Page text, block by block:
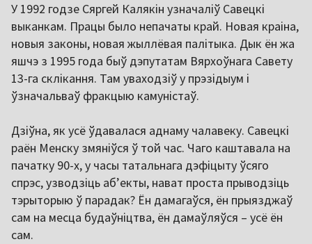
У 1992 годзе Сяргей Калякін узначаліў Савецкі
выканкам. Працы было непачаты край. Новая краіна,
новыя законы, новая жыллёвая палітыка. Дык ён жа
яшчэ з 1995 года быў дэпутатам Вярхоўнага Савету
13-га склікання. Там уваходзіў у прэзідыум і
ўзначальваў фракцыю камуністаў.
Дзіўна, як усё ўдавалася аднаму чалавеку. Савецкі
раён Менску змяніўся ў той час. Чаго каштавала на
пачатку 90-х, у часы татальнага дэфіцыту ўсяго
спрэс, узводзіць абʼекты, нават проста прыводзіць
тэрыторыю ў парадак? Ён дамагаўся, ён прыязджаў
сам на месца будаўніцтва, ён дамаўляўся – усё ён
сам.